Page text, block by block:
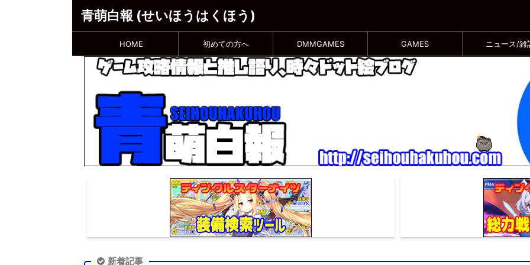
青萌白報 (せいほうはくほう)
HOME 初めての方へ DMMGAMES GAMES ニュース/雑
新着記事